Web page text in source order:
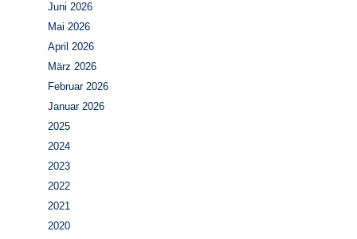
Juni 2026
Mai 2026
April 2026
März 2026
Februar 2026
Januar 2026
2025
2024
2023
2022
2021
2020